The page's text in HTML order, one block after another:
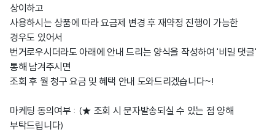
상이하고
사용하시는 상품에 따라 요금제 변경 후 재약정 진행이 가능한
경우도 있어서
번거로우시더라도 아래에 안내 드리는 양식을 작성하여 '비밀 댓글'
통해 남겨주시면
조회 후 월 청구 요금 및 혜택 안내 도와드리겠습니다~!
마케팅 동의여부 : (★ 조회 시 문자발송되실 수 있는 점 양해
부탁드립니다)